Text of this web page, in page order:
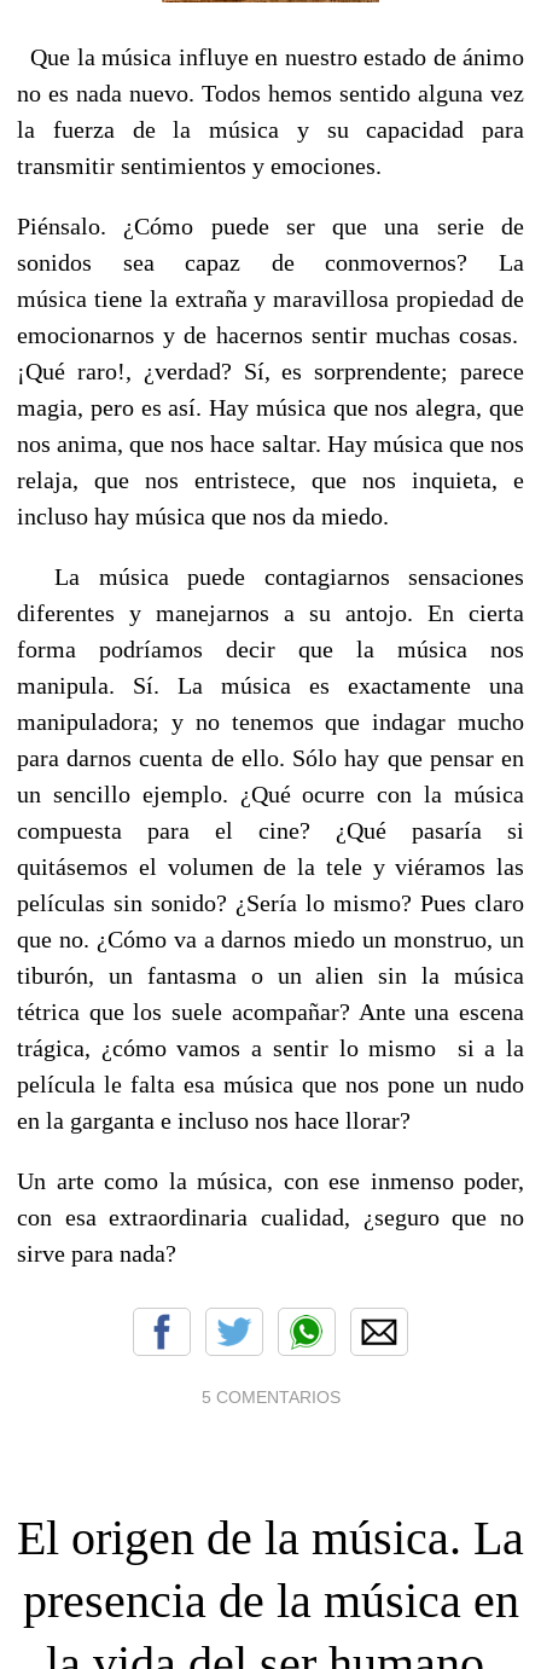
Que la música influye en nuestro estado de ánimo
no es nada nuevo. Todos hemos sentido alguna vez
la fuerza de la música y su capacidad para
transmitir sentimientos y emociones.
Piénsalo. ¿Cómo puede ser que una serie de
sonidos sea capaz de conmovernos? La
música tiene la extraña y maravillosa propiedad de
emocionarnos y de hacernos sentir muchas cosas.
¡Qué raro!, ¿verdad? Sí, es sorprendente; parece
magia, pero es así. Hay música que nos alegra, que
nos anima, que nos hace saltar. Hay música que nos
relaja, que nos entristece, que nos inquieta, e
incluso hay música que nos da miedo.
La música puede contagiarnos sensaciones
diferentes y manejarnos a su antojo. En cierta
forma podríamos decir que la música nos
manipula. Sí. La música es exactamente una
manipuladora; y no tenemos que indagar mucho
para darnos cuenta de ello. Sólo hay que pensar en
un sencillo ejemplo. ¿Qué ocurre con la música
compuesta para el cine? ¿Qué pasaría si
quitásemos el volumen de la tele y viéramos las
películas sin sonido? ¿Sería lo mismo? Pues claro
que no. ¿Cómo va a darnos miedo un monstruo, un
tiburón, un fantasma o un alien sin la música
tétrica que los suele acompañar? Ante una escena
trágica, ¿cómo vamos a sentir lo mismo si a la
película le falta esa música que nos pone un nudo
en la garganta e incluso nos hace llorar?
Un arte como la música, con ese inmenso poder,
con esa extraordinaria cualidad, ¿seguro que no
sirve para nada?
5 COMENTARIOS
El origen de la música. La
presencia de la música en